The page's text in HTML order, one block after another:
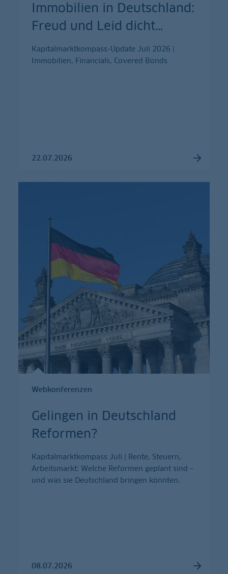
Immobilien in Deutschland:
Freud und Leid dicht…
Kapitalmarktkompass-Update Juli 2026 |
Immobilien, Financials, Covered Bonds
22.07.2026
Webkonferenzen
Gelingen in Deutschland
Reformen?
Kapitalmarktkompass Juli | Rente, Steuern,
Arbeitsmarkt: Welche Reformen geplant sind –
und was sie Deutschland bringen könnten.
08.07.2026